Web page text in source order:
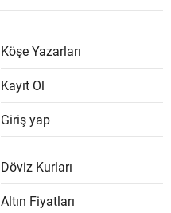
Köşe Yazarları
Kayıt Ol
Giriş yap
Döviz Kurları
Altın Fiyatları